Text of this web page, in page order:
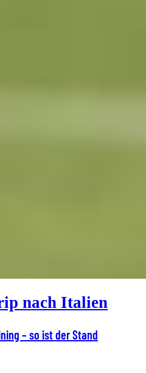
nach Italien
– so ist der Stand